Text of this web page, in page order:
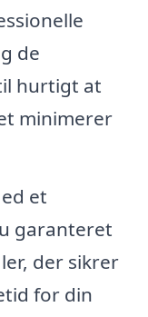
de
hurtigt at
minimerer
et
garanteret
der sikrer
for din